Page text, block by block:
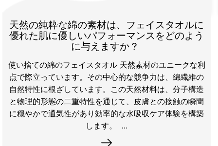
フェイスタオルに
マンスをどのよう
然素材のユニークな利
な競争力は、綿繊維の
天然材料は、分子構造
、皮膚との接触の瞬間
水吸収ケア体験を構築
Spunlace Non Woven
Daile Nonwoven New
の高性能ソリ
スパンレース不織布ファブリッ
レンドノンウーブンとしても
た柔らかさ、強度、吸収性に
まれた産業の基礎です。
ウォータージェットを利用し